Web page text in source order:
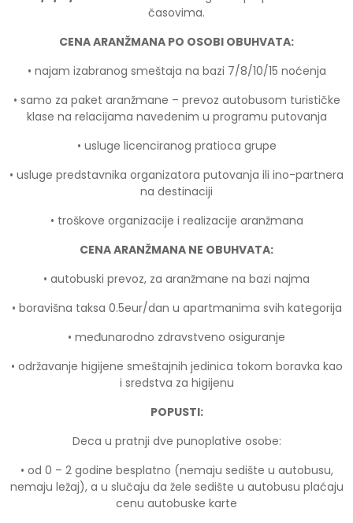
časovima.
CENA ARANŽMANA PO OSOBI OBUHVATA:
• najam izabranog smeštaja na bazi 7/8/10/15 noćenja
• samo za paket aranžmane – prevoz autobusom turističke
klase na relacijama navedenim u programu putovanja
• usluge licenciranog pratioca grupe
• usluge predstavnika organizatora putovanja ili ino-partnera
na destinaciji
• troškove organizacije i realizacije aranžmana
CENA ARANŽMANA NE OBUHVATA:
• autobuski prevoz, za aranžmane na bazi najma
• boravišna taksa 0.5eur/dan u apartmanima svih kategorija
• međunarodno zdravstveno osiguranje
• održavanje higijene smeštajnih jedinica tokom boravka kao
i sredstva za higijenu
POPUSTI:
Deca u pratnji dve punoplative osobe:
• od 0 – 2 godine besplatno (nemaju sedište u autobusu,
nemaju ležaj), a u slučaju da žele sedište u autobusu plaćaju
cenu autobuske karte